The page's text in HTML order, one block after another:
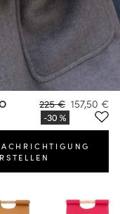
225 € 157,50 €